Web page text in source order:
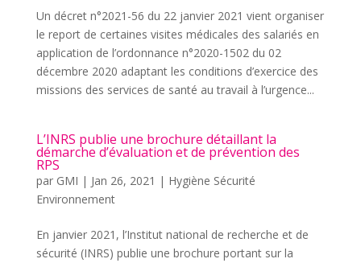
Un décret n°2021-56 du 22 janvier 2021 vient organiser
le report de certaines visites médicales des salariés en
application de l’ordonnance n°2020-1502 du 02
décembre 2020 adaptant les conditions d’exercice des
missions des services de santé au travail à l’urgence...
L’INRS publie une brochure détaillant la
démarche d’évaluation et de prévention des
RPS
par GMI | Jan 26, 2021 | Hygiène Sécurité
Environnement
En janvier 2021, l’Institut national de recherche et de
sécurité (INRS) publie une brochure portant sur la